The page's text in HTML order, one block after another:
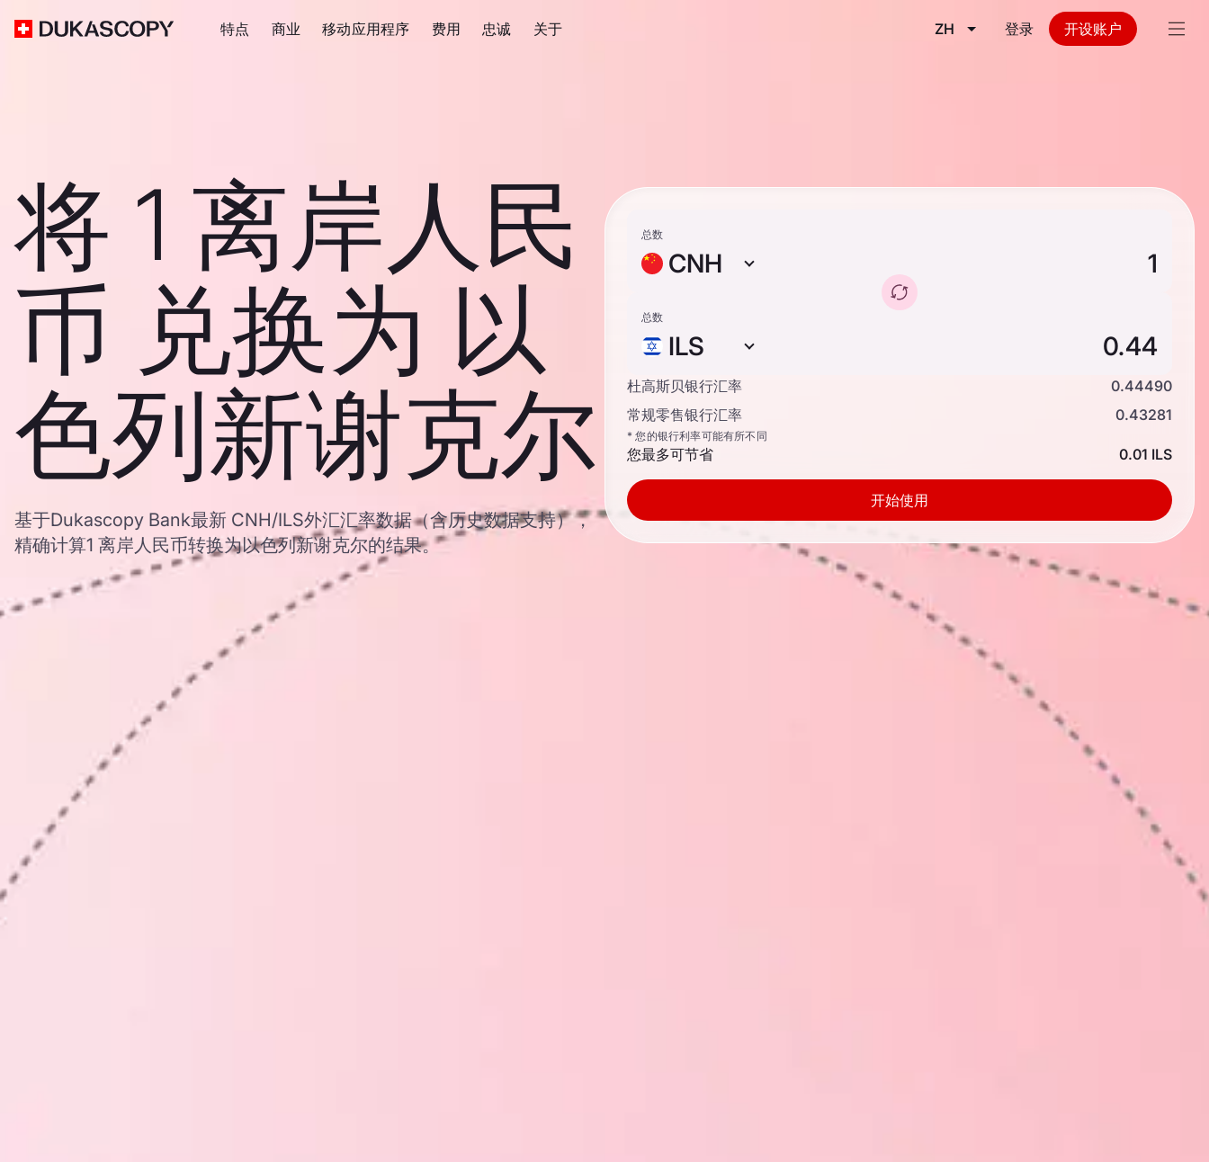
特点 商业 移动应用程序 费用 忠诚 关于 ZH 登录 开设账户
将 1 离岸人民
币 兑换为 以
色列新谢克尔
基于Dukascopy Bank最新 CNH/ILS外汇汇率数据（含历史数据支持），
精确计算1 离岸人民币转换为以色列新谢克尔的结果。
总数
CNH
总数
ILS
杜高斯贝银行汇率
0.44490
常规零售银行汇率
0.43281
* 您的银行利率可能有所不同
您最多可节省 0.01 ILS
开始使用